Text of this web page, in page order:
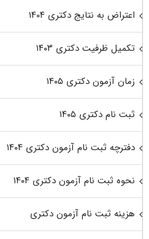
اعتراض به نتایج دکتری ۱۴۰۴
تکمیل ظرفیت دکتری ۱۴۰۳
زمان آزمون دکتری ۱۴۰۵
ثبت نام دکتری ۱۴۰۵
دفترچه ثبت نام آزمون دکتری ۱۴۰۴
نحوه ثبت نام آزمون دکتری ۱۴۰۴
هزینه ثبت نام آزمون دکتری